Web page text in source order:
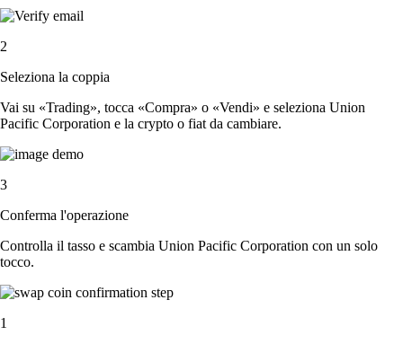
2
Seleziona la coppia
Vai su «Trading», tocca «Compra» o «Vendi» e seleziona Union
Pacific Corporation e la crypto o fiat da cambiare.
3
Conferma l'operazione
Controlla il tasso e scambia Union Pacific Corporation con un solo
tocco.
1